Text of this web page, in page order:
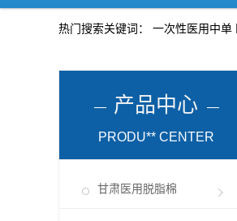
热门搜索关键词： 一次性医用中单
产品中心
PRODU** CENTER
甘肃医用脱脂棉